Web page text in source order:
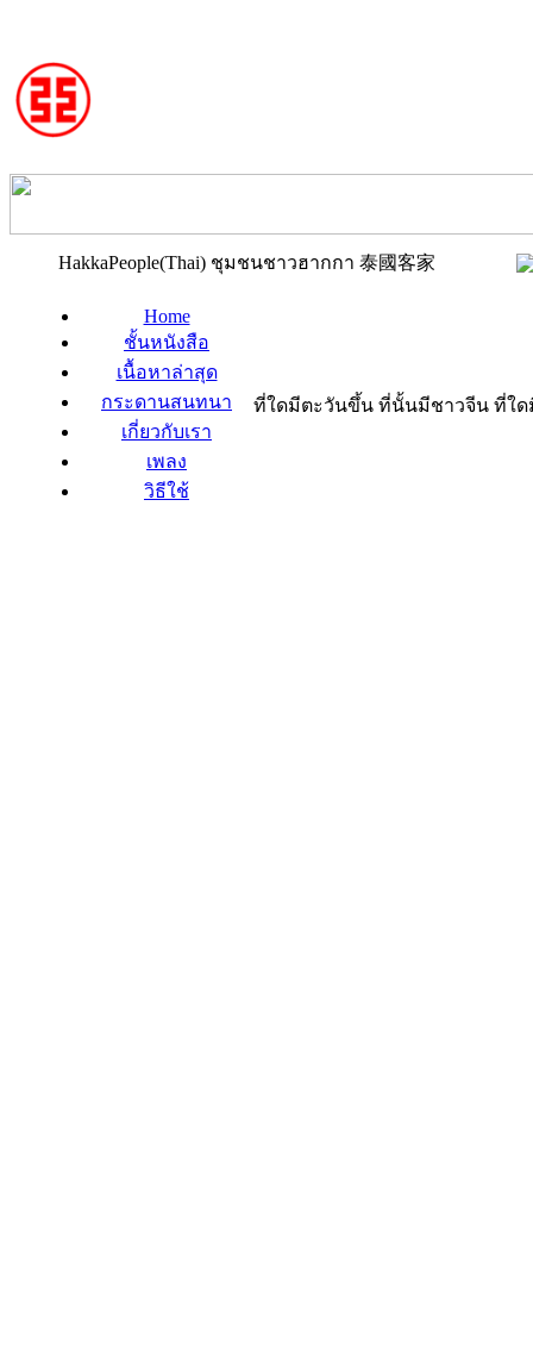
HakkaPeople(Thai) ชุมชนชาวฮากกา 泰國客家
Home
ชั้นหนังสือ
เนื้อหาล่าสุด
กระดานสนทนา
เกี่ยวกับเรา
เพลง
วิธีใช้
ที่ใดมีตะวันขึ้น ที่นั้นมีชาวจีน ที่ใดมี